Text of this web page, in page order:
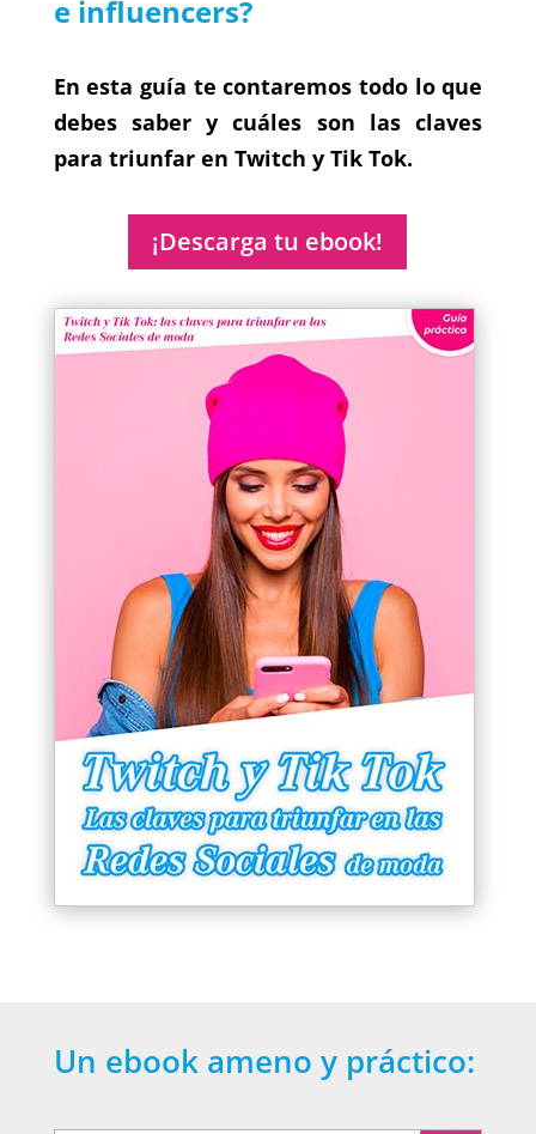
e influencers?
En esta guía te contaremos todo lo que
debes saber y cuáles son las claves
para triunfar en Twitch y Tik Tok.
¡Descarga tu ebook!
Un ebook ameno y práctico: